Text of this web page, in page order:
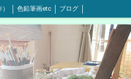
色鉛筆画etc ブログ